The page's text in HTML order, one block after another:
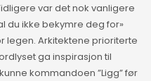
var det nok vanligere
du ikke bekymre deg for»
legen. Arkitektene prioriterte
ga inspirasjon til
kommandoen ”Ligg” før